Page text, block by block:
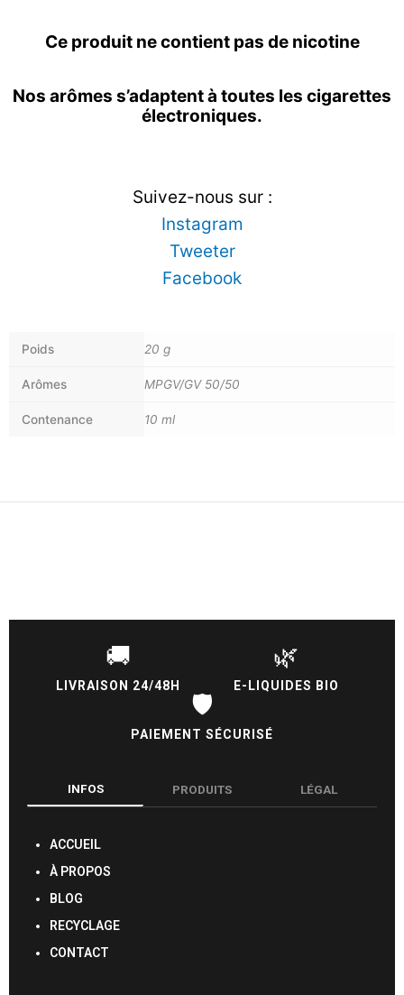
Ce produit ne contient pas de nicotine
Nos arômes s’adaptent à toutes les cigarettes
électroniques.
Suivez-nous sur :
Instagram
Tweeter
Facebook
Poids 20 g
Arômes MPGV/GV 50/50
Contenance 10 ml
🚚
LIVRAISON 24/48H
🌿
E-LIQUIDES BIO
🛡️
PAIEMENT SÉCURISÉ
INFOS PRODUITS LÉGAL
ACCUEIL
À PROPOS
BLOG
RECYCLAGE
CONTACT